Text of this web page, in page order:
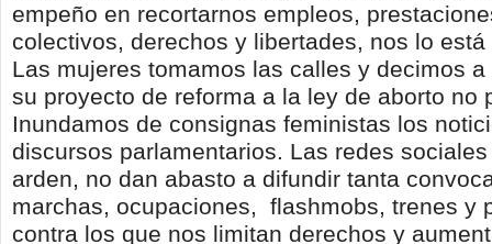
empeño en recortarnos empleos,
colectivos, derechos y libertades, nos lo
Las mujeres tomamos las calles y decimos
su proyecto de reforma a la ley de aborto no
Inundamos de consignas feministas los
discursos parlamentarios. Las redes
arden, no dan abasto a difundir tanta
marchas, ocupaciones, flashmobs, trenes y
contra los que nos limitan derechos y